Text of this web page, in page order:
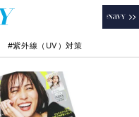
#紫外線（UV）対策